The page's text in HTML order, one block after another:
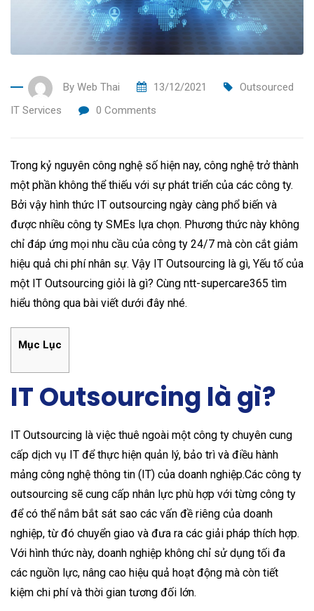
By Web Thai 13/12/2021
Outsourced
IT Services
0 Comments
Trong kỷ nguyên công nghệ số hiện nay, công nghệ trở thành
một phần không thể thiếu với sự phát triển của các công ty.
Bởi vậy hình thức IT outsourcing ngày càng phổ biến và
được nhiều công ty SMEs lựa chọn. Phương thức này không
chỉ đáp ứng mọi nhu cầu của công ty 24/7 mà còn cắt giảm
hiệu quả chi phí nhân sự. Vậy IT Outsourcing là gì, Yếu tố của
một IT Outsourcing giỏi là gì? Cùng ntt-supercare365 tìm
hiểu thông qua bài viết dưới đây nhé.
Mục Lục
IT Outsourcing là gì?
IT Outsourcing là việc thuê ngoài một công ty chuyên cung
cấp dịch vụ IT để thực hiện quản lý, bảo trì và điều hành
mảng công nghệ thông tin (IT) của doanh nghiệp.Các công ty
outsourcing sẽ cung cấp nhân lực phù hợp với từng công ty
để có thể nắm bắt sát sao các vấn đề riêng của doanh
nghiệp, từ đó chuyển giao và đưa ra các giải pháp thích hợp.
Với hình thức này, doanh nghiệp không chỉ sử dụng tối đa
các nguồn lực, nâng cao hiệu quả hoạt động mà còn tiết
kiệm chi phí và thời gian tương đối lớn.